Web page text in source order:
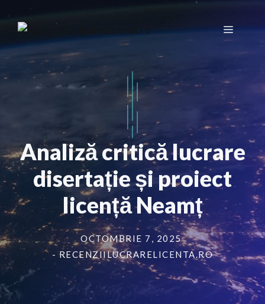
conținut
Meniu
Analiză critică lucrare
disertație și proiect
licență Neamț
OCTOMBRIE 7, 2025
- RECENZIILUCRARELICENTA.RO